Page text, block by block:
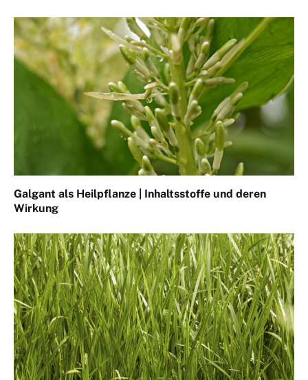
Galgant als Heilpflanze | Inhaltsstoffe und deren
Wirkung